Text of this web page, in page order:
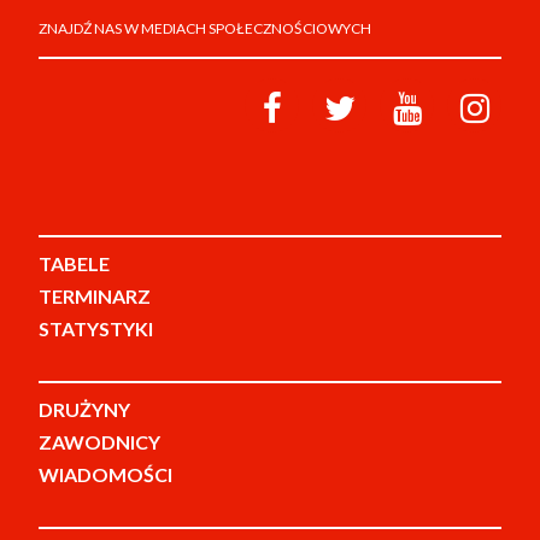
ZNAJDŹ NAS W MEDIACH SPOŁECZNOŚCIOWYCH
TABELE
TERMINARZ
STATYSTYKI
DRUŻYNY
ZAWODNICY
WIADOMOŚCI